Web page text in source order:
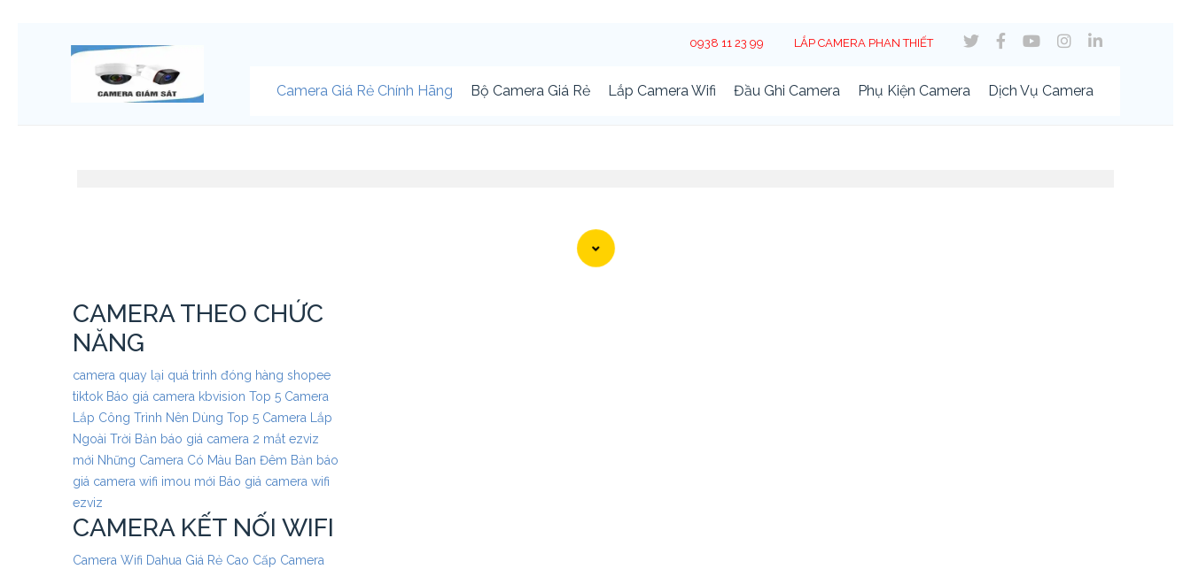
0938 11 23 99 LẮP CAMERA PHAN THIẾT
Camera Giá Rẻ Chính Hãng Bộ Camera Giá Rẻ Lắp Camera Wifi Đầu Ghi Camera Phụ Kiện Camera Dịch Vụ Camera
CAMERA THEO CHỨC
NĂNG
camera quay lại quá trình đóng hàng shopee
tiktok Báo giá camera kbvision Top 5 Camera
Lắp Công Trình Nên Dùng Top 5 Camera Lắp
Ngoài Trời Bản báo giá camera 2 mắt ezviz
mới Những Camera Có Màu Ban Đêm Bản báo
giá camera wifi imou mới Báo giá camera wifi
ezviz
CAMERA KẾT NỐI WIFI
Camera Wifi Dahua Giá Rẻ Cao Cấp Camera